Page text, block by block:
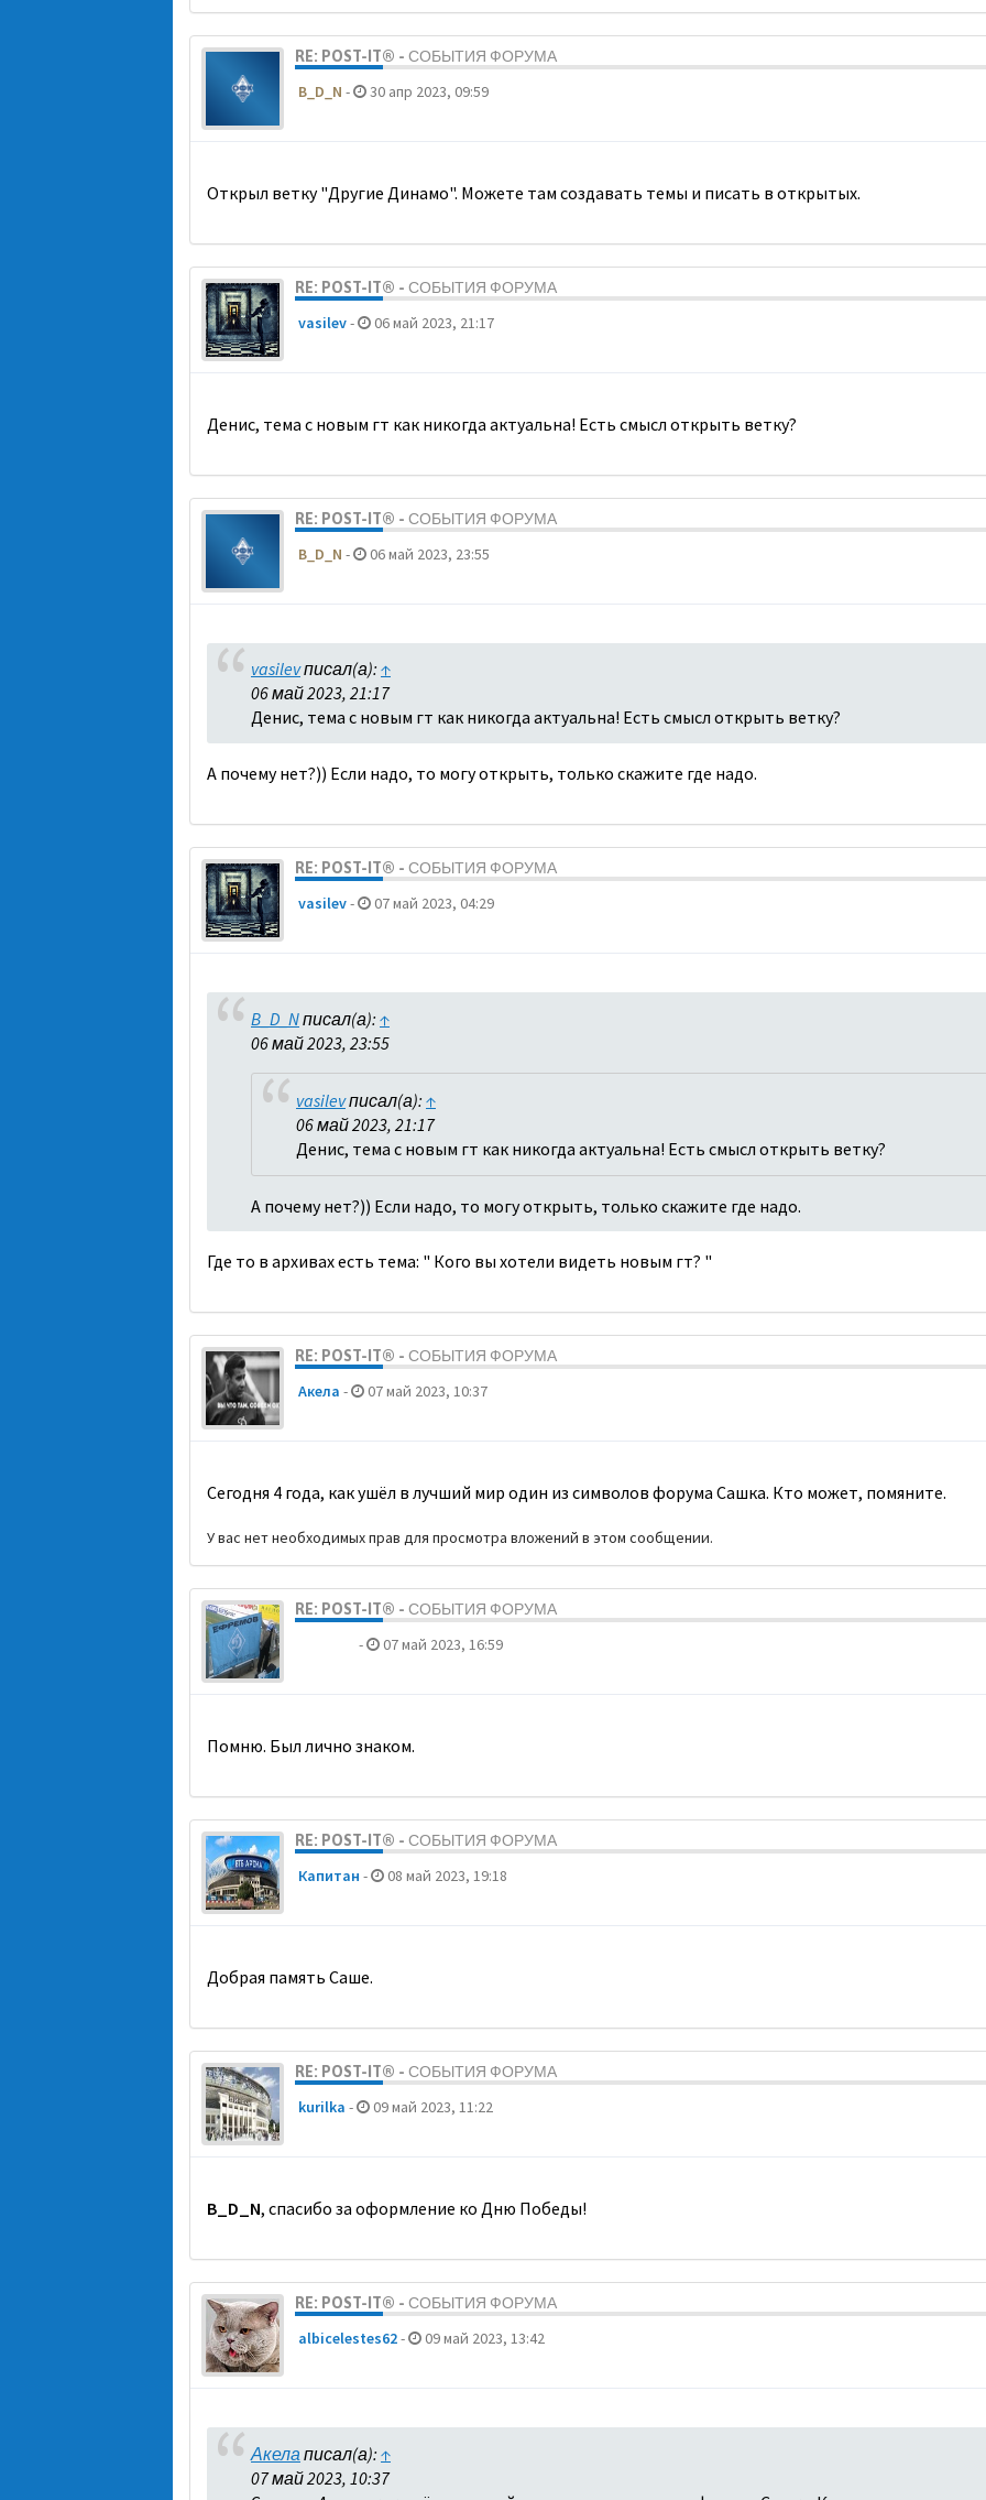
RE: POST-IT® - СОБЫТИЯ ФОРУМА
B_D_N - 30 апр 2023, 09:59
Открыл ветку "Другие Динамо". Можете там создавать темы и писать в открытых.
RE: POST-IT® - СОБЫТИЯ ФОРУМА
vasilev- 06 май 2023, 21:17
Денис, тема с новым гт как никогда актуальна! Есть смысл открыть ветку?
RE: POST-IT® - СОБЫТИЯ ФОРУМА
B_D_N - 06 май 2023, 23:55
vasilevписал(а): ↑
06 май 2023, 21:17
Денис, тема с новым гт как никогда актуальна! Есть смысл открыть ветку?
А почему нет?)) Если надо, то могу открыть, только скажите где надо.
RE: POST-IT® - СОБЫТИЯ ФОРУМА
vasilev- 07 май 2023, 04:29
B_D_Nписал(а): ↑
06 май 2023, 23:55
vasilevписал(а): ↑
06 май 2023, 21:17
Денис, тема с новым гт как никогда актуальна! Есть смысл открыть ветку?
А почему нет?)) Если надо, то могу открыть, только скажите где надо.
Где то в архивах есть тема: " Кого вы хотели видеть новым гт? "
RE: POST-IT® - СОБЫТИЯ ФОРУМА
Акела - 07 май 2023, 10:37
Сегодня 4 года, как ушёл в лучший мир один из символов форума Сашка. Кто может, помяните.
У вас нет необходимых прав для просмотра вложений в этом сообщении.
RE: POST-IT® - СОБЫТИЯ ФОРУМА
- 07 май 2023, 16:59
Помню. Был лично знаком.
RE: POST-IT® - СОБЫТИЯ ФОРУМА
Кaпитaн - 08 май 2023, 19:18
Добрая память Саше.
RE: POST-IT® - СОБЫТИЯ ФОРУМА
kurilka - 09 май 2023, 11:22
B_D_N, спасибо за оформление ко Дню Победы!
RE: POST-IT® - СОБЫТИЯ ФОРУМА
albicelestes62- 09 май 2023, 13:42
Акелаписал(а): ↑
07 май 2023, 10:37